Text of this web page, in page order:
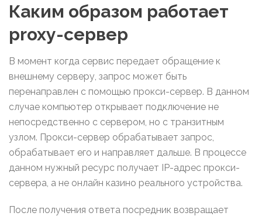
Каким образом работает
proxy-сервер
В момент когда сервис передает обращение к
внешнему серверу, запрос может быть
перенаправлен с помощью прокси-сервер. В данном
случае компьютер открывает подключение не
непосредственно с сервером, но с транзитным
узлом. Прокси-сервер обрабатывает запрос,
обрабатывает его и направляет дальше. В процессе
данном нужный ресурс получает IP-адрес прокси-
сервера, а не онлайн казино реального устройства.
После получения ответа посредник возвращает